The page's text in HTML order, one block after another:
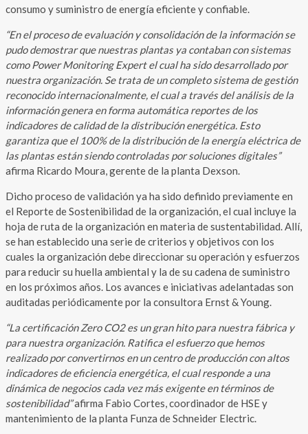
consumo y suministro de energía eficiente y confiable.
“En el proceso de evaluación y consolidación de la información se
pudo demostrar que nuestras plantas ya contaban con sistemas
como Power Monitoring Expert el cual ha sido desarrollado por
nuestra organización. Se trata de un completo sistema de gestión
reconocido internacionalmente, el cual a través del análisis de la
información genera en forma automática reportes de los
indicadores de calidad de la distribución energética. Esto
garantiza que el 100% de la distribución de la energía eléctrica de
las plantas están siendo controladas por soluciones digitales”
afirma Ricardo Moura, gerente de la planta Dexson.
Dicho proceso de validación ya ha sido definido previamente en
el Reporte de Sostenibilidad de la organización, el cual incluye la
hoja de ruta de la organización en materia de sustentabilidad. Allí,
se han establecido una serie de criterios y objetivos con los
cuales la organización debe direccionar su operación y esfuerzos
para reducir su huella ambiental y la de su cadena de suministro
en los próximos años. Los avances e iniciativas adelantadas son
auditadas periódicamente por la consultora Ernst & Young.
“La certificación Zero CO2 es un gran hito para nuestra fábrica y
para nuestra organización. Ratifica el esfuerzo que hemos
realizado por convertirnos en un centro de producción con altos
indicadores de eficiencia energética, el cual responde a una
dinámica de negocios cada vez más exigente en términos de
sostenibilidad”afirma Fabio Cortes, coordinador de HSE y
mantenimiento de la planta Funza de Schneider Electric.